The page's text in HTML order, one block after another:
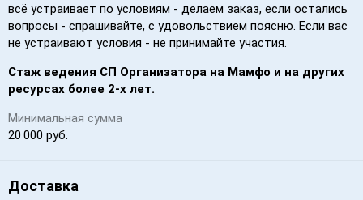
всё устраивает по условиям - делаем заказ, если остались
вопросы - спрашивайте, с удовольствием поясню. Если вас
не устраивают условия - не принимайте участия.
Стаж ведения СП Организатора на Мамфо и на других
ресурсах более 2-х лет.
Минимальная сумма
20 000 руб.
Доставка